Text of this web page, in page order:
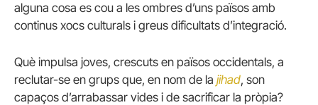
alguna cosa es cou a les ombres d’uns països amb
continus xocs culturals i greus dificultats d’integració.
Què impulsa joves, crescuts en països occidentals, a
reclutar-se en grups que, en nom de la jihad, son
capaços d’arrabassar vides i de sacrificar la pròpia?